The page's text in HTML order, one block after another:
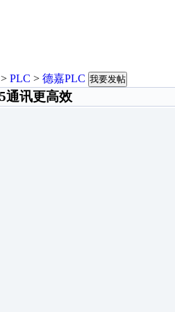
> PLC > 德嘉PLC 我要发帖
通讯更高效